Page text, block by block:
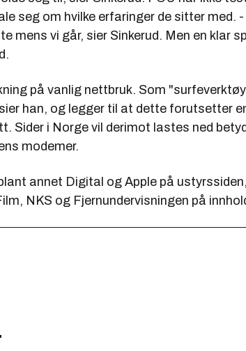
seg om hvilke erfaringer de sitter med.
mens vi går, sier Sinkerud. Men en klar
på vanlig nettbruk. Som
han, og legger til at dette forutsetter
Sider i Norge vil derimot lastes ned
modemer.
annet Digital og Apple på
NKS og Fjernundervisningen på